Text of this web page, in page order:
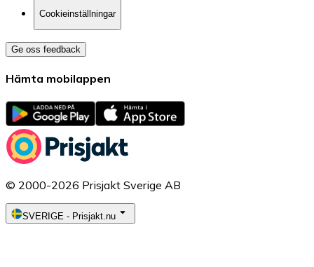
Cookieinställningar
Ge oss feedback
Hämta mobilappen
© 2000-2026 Prisjakt Sverige AB
SVERIGE - Prisjakt.nu